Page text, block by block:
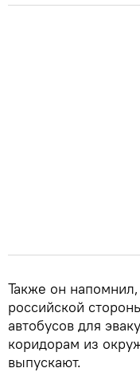
Также он
российской
автобусов для
коридорам из
выпускают.